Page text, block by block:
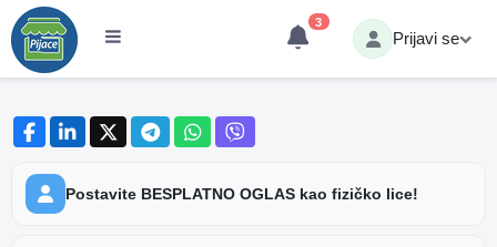
3
Prijavi se
Postavite BESPLATNO OGLAS kao fizičko lice!